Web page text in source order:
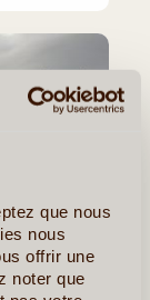
que nous
nous
offrir une
noter que